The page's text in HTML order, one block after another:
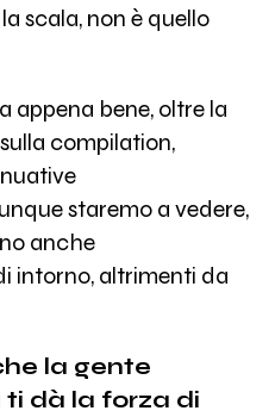
scala, non è quello
appena bene, oltre la
compilation,
staremo a vedere,
anche
intorno, altrimenti da
la gente
ti dà la forza di